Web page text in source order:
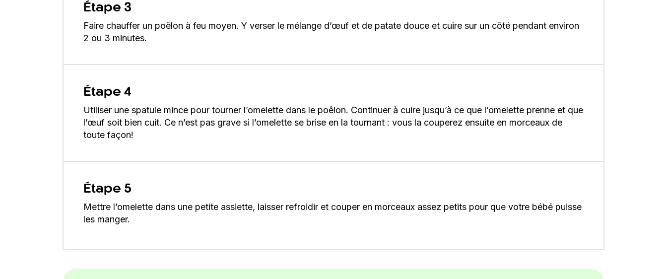
Étape 3
Faire chauffer un poêlon à feu moyen. Y verser le mélange d’œuf et de patate douce et cuire sur un côté pendant environ
2 ou 3 minutes.
Étape 4
Utiliser une spatule mince pour tourner l’omelette dans le poêlon. Continuer à cuire jusqu’à ce que l’omelette prenne et que
l’œuf soit bien cuit. Ce n’est pas grave si l’omelette se brise en la tournant : vous la couperez ensuite en morceaux de
toute façon!
Étape 5
Mettre l’omelette dans une petite assiette, laisser refroidir et couper en morceaux assez petits pour que votre bébé puisse
les manger.